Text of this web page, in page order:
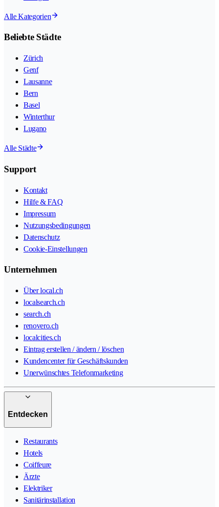
Alle Kategorien
Beliebte Städte
Zürich
Genf
Lausanne
Bern
Basel
Winterthur
Lugano
Alle Städte
Support
Kontakt
Hilfe & FAQ
Impressum
Nutzungsbedingungen
Datenschutz
Cookie-Einstellungen
Unternehmen
Über local.ch
localsearch.ch
search.ch
renovero.ch
localcities.ch
Eintrag erstellen / ändern / löschen
Kundencenter für Geschäftskunden
Unerwünschtes Telefonmarketing
Entdecken
Restaurants
Hotels
Coiffeure
Ärzte
Elektriker
Sanitärinstallation